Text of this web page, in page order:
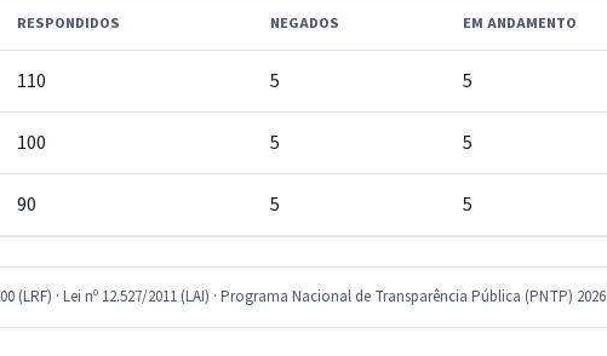
RESPONDIDOS NEGADOS EM ANDAMENTO
110 5 5
100 5 5
90 5 5
(LRF) · Lei nº 12.527/2011 (LAI) · Programa Nacional de Transparência Pública (PNTP) 2026